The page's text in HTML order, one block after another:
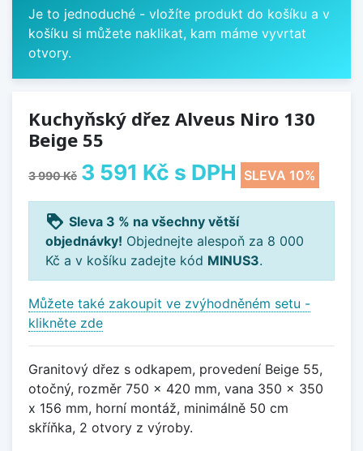
Je to jednoduché - vložíte produkt do košíku a v
košíku si můžete naklikat, kam máme vyvrtat
otvory.
Kuchyňský dřez Alveus Niro 130
Beige 55
3 990 Kč 3 591 Kč s DPH SLEVA 10%
loyalty Sleva 3 % na všechny větší
objednávky! Objednejte alespoň za 8 000
Kč a v košíku zadejte kód MINUS3.
Můžete také zakoupit ve zvýhodněném setu -
klikněte zde
Granitový dřez s odkapem, provedení Beige 55,
otočný, rozměr 750 x 420 mm, vana 350 x 350
x 156 mm, horní montáž, minimálně 50 cm
skříňka, 2 otvory z výroby.